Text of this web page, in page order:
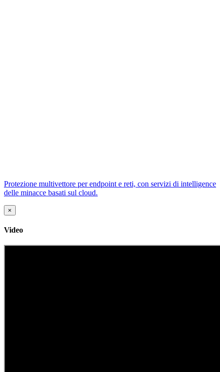
Protezione multivettore per endpoint e reti, con servizi di intelligence
delle minacce basati sul cloud.
×
Video